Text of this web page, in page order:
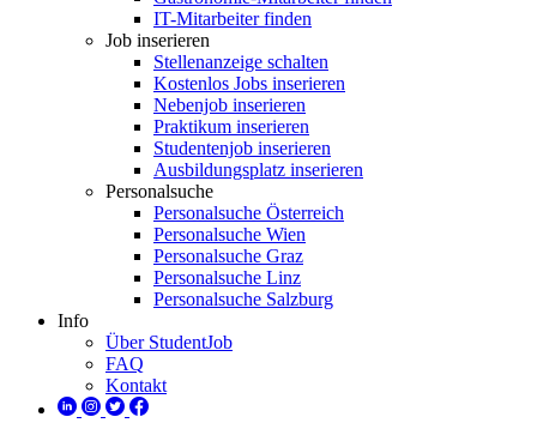
IT-Mitarbeiter finden
Job inserieren
Stellenanzeige schalten
Kostenlos Jobs inserieren
Nebenjob inserieren
Praktikum inserieren
Studentenjob inserieren
Ausbildungsplatz inserieren
Personalsuche
Personalsuche Österreich
Personalsuche Wien
Personalsuche Graz
Personalsuche Linz
Personalsuche Salzburg
Info
Über StudentJob
FAQ
Kontakt